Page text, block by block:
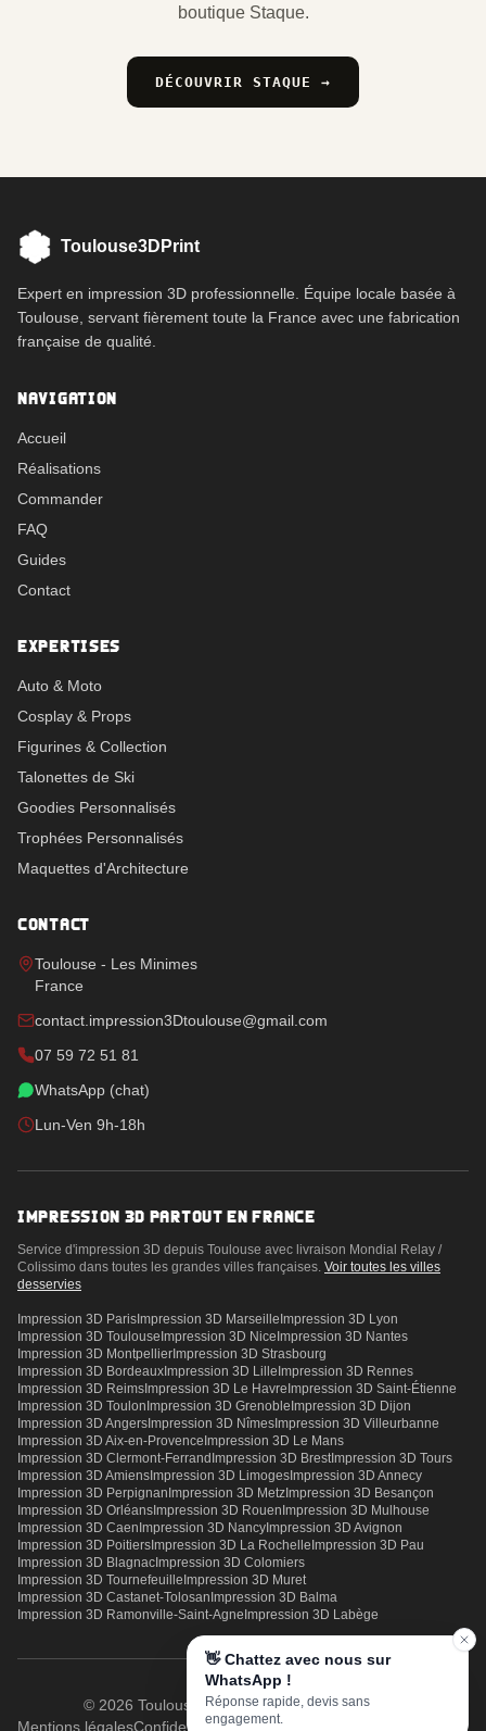
👋 Chattez avec nous sur
WhatsApp !
Réponse rapide, devis sans
engagement.
boutique Staque.
DÉCOUVRIR STAQUE →
Toulouse3DPrint
Expert en impression 3D professionnelle. Équipe locale basée à
Toulouse, servant fièrement toute la France avec une fabrication
française de qualité.
NAVIGATION
Accueil
Réalisations
Commander
FAQ
Guides
Contact
EXPERTISES
Auto & Moto
Cosplay & Props
Figurines & Collection
Talonettes de Ski
Goodies Personnalisés
Trophées Personnalisés
Maquettes d'Architecture
CONTACT
Toulouse - Les Minimes
France
contact.impression3Dtoulouse@gmail.com
07 59 72 51 81
WhatsApp (chat)
Lun-Ven 9h-18h
IMPRESSION 3D PARTOUT EN FRANCE
Service d'impression 3D depuis Toulouse avec livraison Mondial Relay /
Colissimo dans toutes les grandes villes françaises. Voir toutes les villes
desservies
Impression 3D Paris Impression 3D Marseille Impression 3D Lyon
Impression 3D Toulouse Impression 3D Nice Impression 3D Nantes
Impression 3D Montpellier Impression 3D Strasbourg
Impression 3D Bordeaux Impression 3D Lille Impression 3D Rennes
Impression 3D Reims Impression 3D Le Havre Impression 3D Saint-Étienne
Impression 3D Toulon Impression 3D Grenoble Impression 3D Dijon
Impression 3D Angers Impression 3D Nîmes Impression 3D Villeurbanne
Impression 3D Aix-en-Provence Impression 3D Le Mans
Impression 3D Clermont-Ferrand Impression 3D BrestImpression 3D Tours
Impression 3D Amiens Impression 3D Limoges Impression 3D Annecy
Impression 3D Perpignan Impression 3D Metz Impression 3D Besançon
Impression 3D Orléans Impression 3D Rouen Impression 3D Mulhouse
Impression 3D Caen Impression 3D Nancy Impression 3D Avignon
Impression 3D Poitiers Impression 3D La Rochelle Impression 3D Pau
Impression 3D Blagnac Impression 3D Colomiers
Impression 3D Tournefeuille Impression 3D Muret
Impression 3D Castanet-Tolosan Impression 3D Balma
Impression 3D Ramonville-Saint-Agne Impression 3D Labège
© 2026 Toulouse3DPrint. Tous droits réservés.
Mentions légalesConfidentialitéCGV